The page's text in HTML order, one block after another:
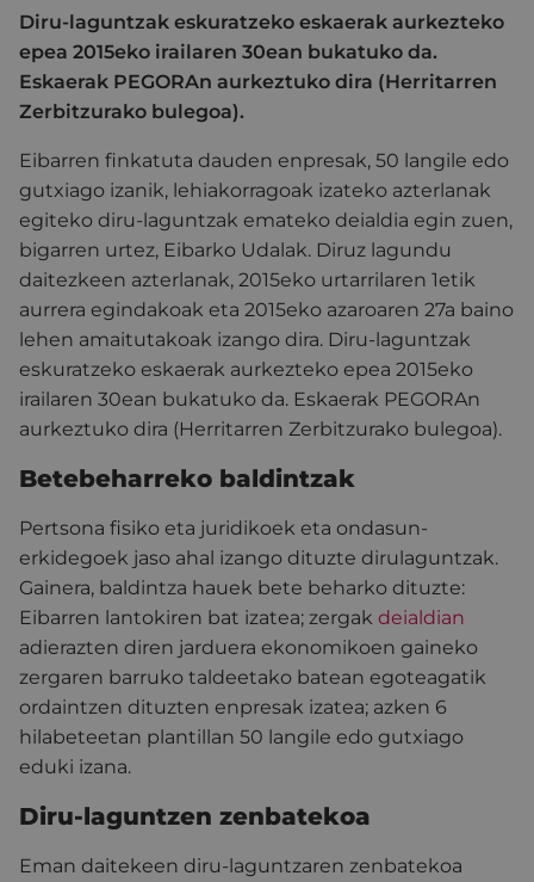
Diru-laguntzak eskuratzeko eskaerak aurkezteko
epea 2015eko irailaren 30ean bukatuko da.
Eskaerak PEGORAn aurkeztuko dira (Herritarren
Zerbitzurako bulegoa).
Eibarren finkatuta dauden enpresak, 50 langile edo
gutxiago izanik, lehiakorragoak izateko azterlanak
egiteko diru-laguntzak emateko deialdia egin zuen,
bigarren urtez, Eibarko Udalak. Diruz lagundu
daitezkeen azterlanak, 2015eko urtarrilaren 1etik
aurrera egindakoak eta 2015eko azaroaren 27a baino
lehen amaitutakoak izango dira. Diru-laguntzak
eskuratzeko eskaerak aurkezteko epea 2015eko
irailaren 30ean bukatuko da. Eskaerak PEGORAn
aurkeztuko dira (Herritarren Zerbitzurako bulegoa).
Betebeharreko baldintzak
Pertsona fisiko eta juridikoek eta ondasun-
erkidegoek jaso ahal izango dituzte dirulaguntzak.
Gainera, baldintza hauek bete beharko dituzte:
Eibarren lantokiren bat izatea; zergak deialdian
adierazten diren jarduera ekonomikoen gaineko
zergaren barruko taldeetako batean egoteagatik
ordaintzen dituzten enpresak izatea; azken 6
hilabeteetan plantillan 50 langile edo gutxiago
eduki izana.
Diru-laguntzen zenbatekoa
Eman daitekeen diru-laguntzaren zenbatekoa